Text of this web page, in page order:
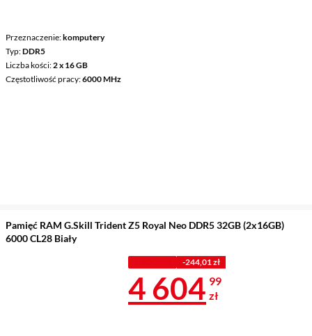
Przeznaczenie komputery
Typ DDR5
Liczba kości 2 x 16 GB
Częstotliwość pracy 6000 MHz
Pamięć RAM G.Skill Trident Z5 Royal Neo DDR5 32GB (2x16GB)
6000 CL28 Biały
-244,01 zł
Cena 4
4 604 99
zł